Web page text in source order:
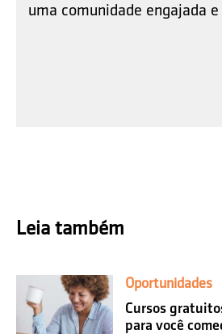
uma comunidade engajada
Leia também
Oportunidades
Cursos
para você